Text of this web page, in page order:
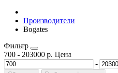
Производители
Bogates
Фильтр
700 - 203000 р. Цена
-